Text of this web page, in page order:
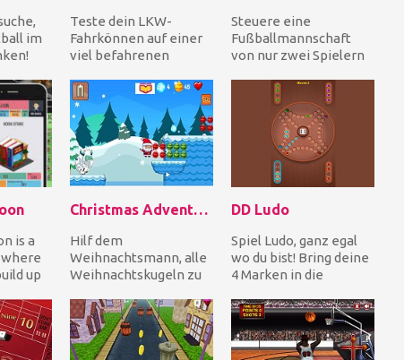
im
Teste dein LKW-
Fahrkönnen auf einer
viel befahrenen
andere Autos, indem
du den Gang...
Steuere eine
Fußballmannschaft
von nur zwei Spielern
Helfen Sie Ihren
Spielern, z...
is a
up
of...
Christmas Adventure
Hilf dem
Weihnachtsmann, alle
Weihnachtskugeln zu
auf Plattformen rauf
und runte...
DD Ludo
Spiel Ludo, ganz egal
wo du bist! Bring deine
4 Marken in die
Spielbretts....